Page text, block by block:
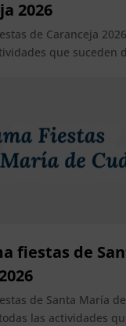
2026
de Caranceja
que suceden
fiestas de
de Santa María
las actividades